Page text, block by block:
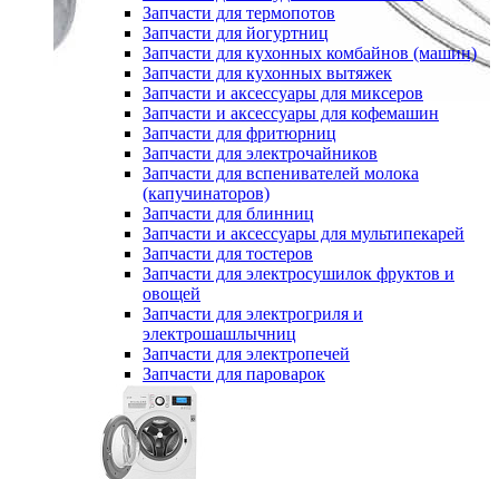
Запчасти для термопотов
Запчасти для йогуртниц
Запчасти для кухонных комбайнов (машин)
Запчасти для кухонных вытяжек
Запчасти и аксессуары для миксеров
Запчасти и аксессуары для кофемашин
Запчасти для фритюрниц
Запчасти для электрочайников
Запчасти для вспенивателей молока
(капучинаторов)
Запчасти для блинниц
Запчасти и аксессуары для мультипекарей
Запчасти для тостеров
Запчасти для электросушилок фруктов и
овощей
Запчасти для электрогриля и
электрошашлычниц
Запчасти для электропечей
Запчасти для пароварок